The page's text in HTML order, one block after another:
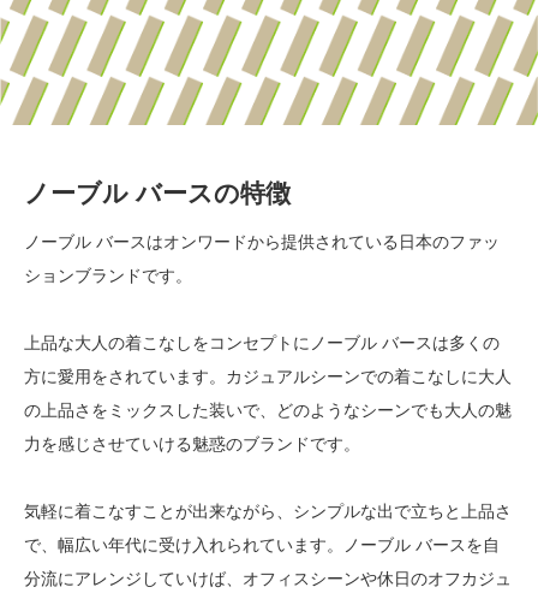
ノーブル バースの特徴
ノーブル バースはオンワードから提供されている日本のファッ
ションブランドです。
上品な大人の着こなしをコンセプトにノーブル バースは多くの
方に愛用をされています。カジュアルシーンでの着こなしに大人
の上品さをミックスした装いで、どのようなシーンでも大人の魅
力を感じさせていける魅惑のブランドです。
気軽に着こなすことが出来ながら、シンプルな出で立ちと上品さ
で、幅広い年代に受け入れられています。ノーブル バースを自
分流にアレンジしていけば、オフィスシーンや休日のオフカジュ